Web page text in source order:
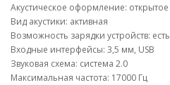
Акустическое оформление: открытое
Вид акустики: активная
Возможность зарядки устройств: есть
Входные интерфейсы: 3,5 мм, USB
Звуковая схема: система 2.0
Максимальная частота: 17000 Гц